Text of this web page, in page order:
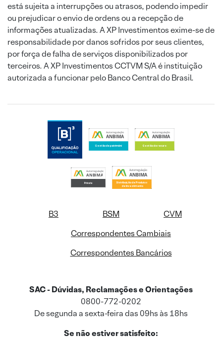
está sujeita a interrupções ou atrasos, podendo impedir
ou prejudicar o envio de ordens ou a recepção de
informações atualizadas. A XP Investimentos exime-se de
responsabilidade por danos sofridos por seus clientes,
por força de falha de serviços disponibilizados por
terceiros. A XP Investimentos CCTVM S/A é instituição
autorizada a funcionar pelo Banco Central do Brasil.
B3 BSM
CVM
Correspondentes Cambiais
Correspondentes Bancários
SAC - Dúvidas, Reclamações e Orientações
0800-772-0202
De segunda a sexta-feira das 09hs às 18hs
Se não estiver satisfeito: